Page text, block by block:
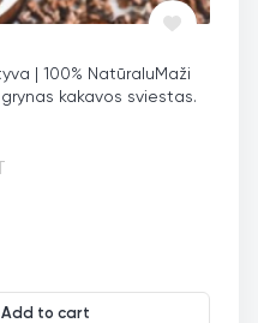
| 100% NatūraluMaži
kakavos sviestas.
ekologiškas quantity
Add to cart